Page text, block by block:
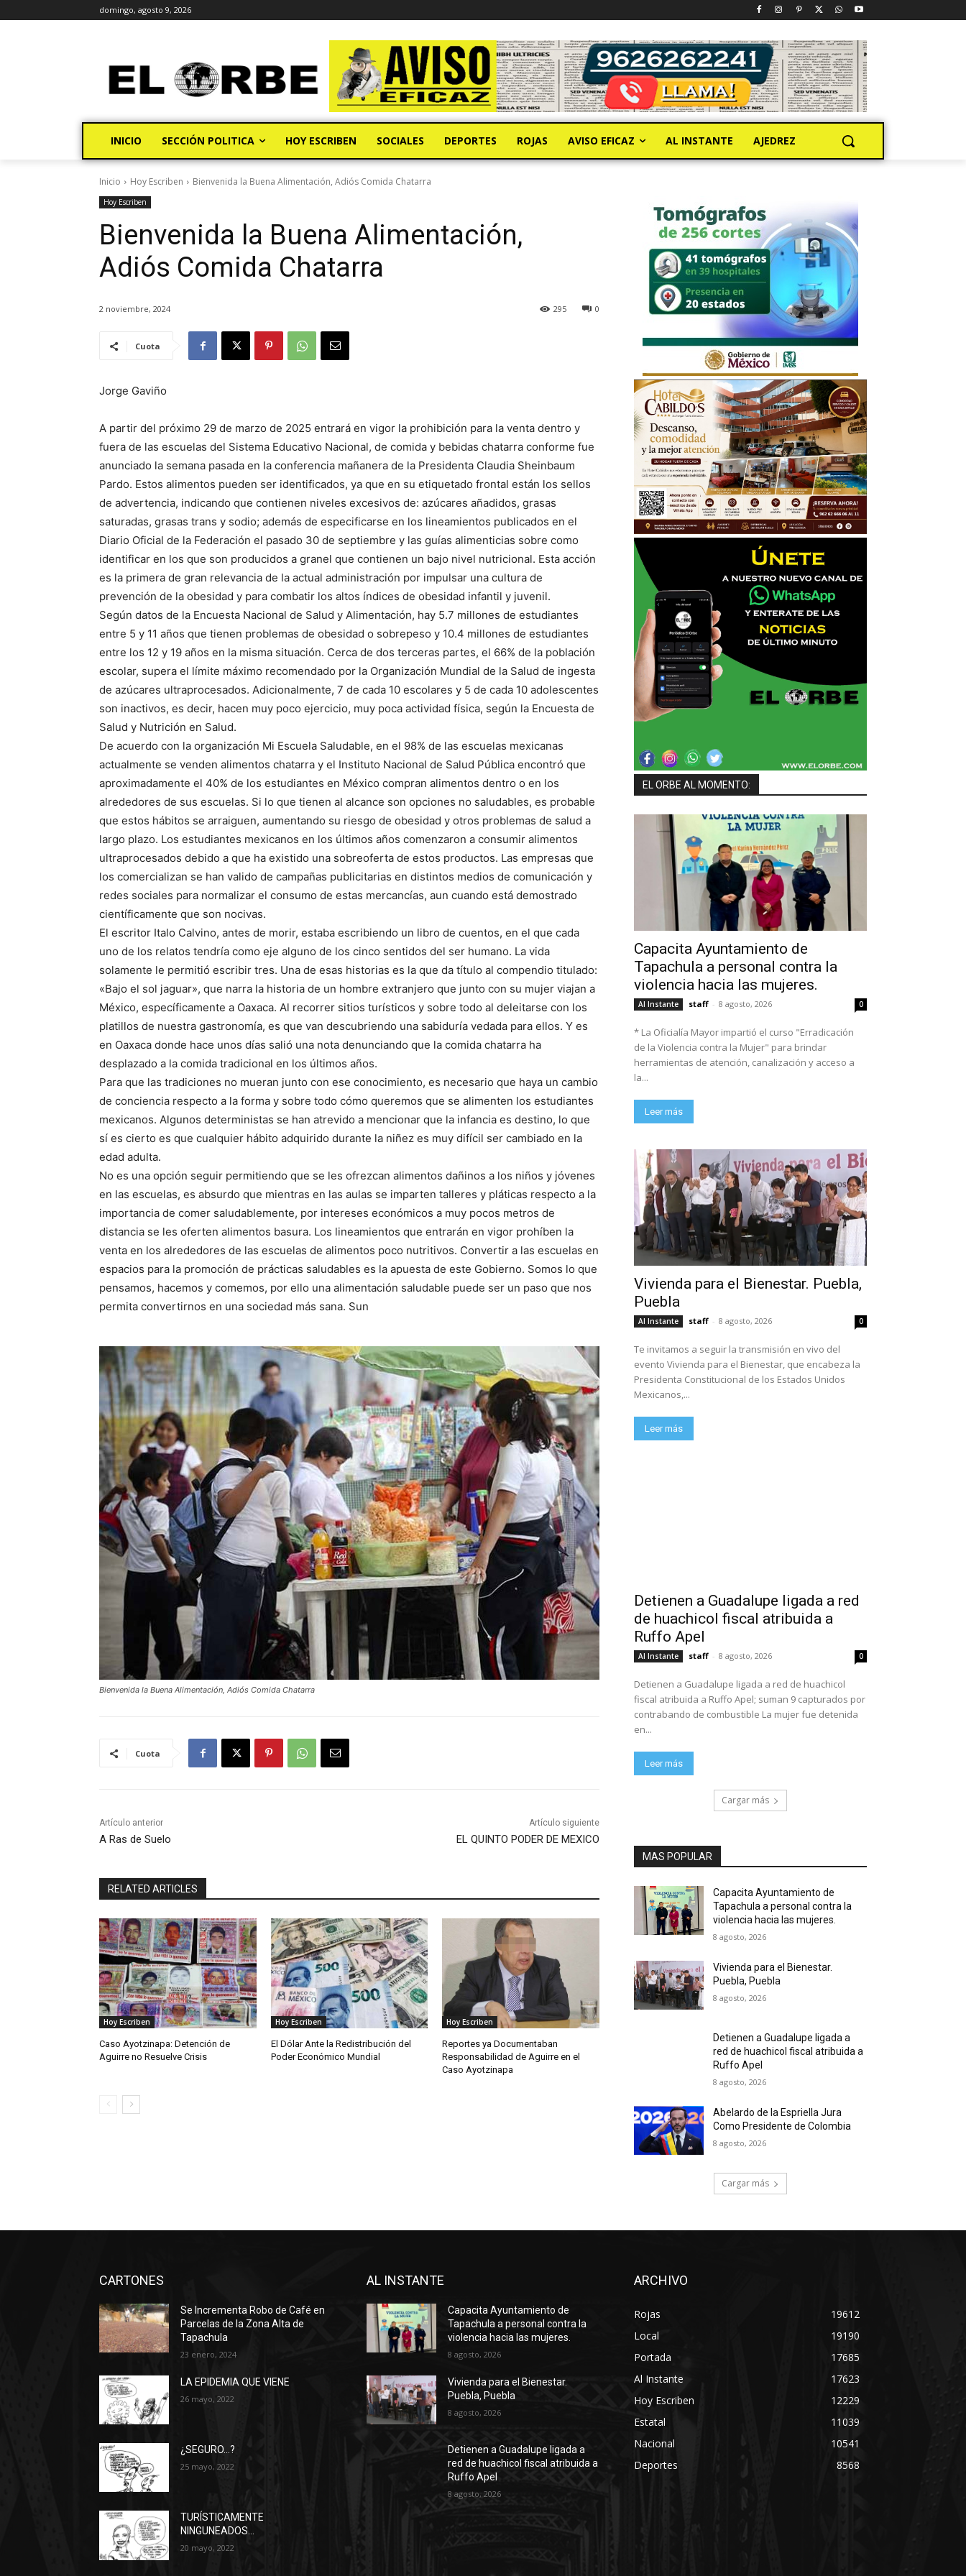
domingo, agosto 9, 2026
INICIO SECCIÓN POLITICA HOY ESCRIBEN SOCIALES DEPORTES ROJAS AVISO EFICAZ AL INSTANTE AJEDREZ
Inicio Hoy Escriben Bienvenida la Buena Alimentación, Adiós Comida Chatarra
Hoy Escriben
Bienvenida la Buena Alimentación,
Adiós Comida Chatarra
2 noviembre, 2024 0
295
Cuota
Jorge Gaviño
A partir del próximo 29 de marzo de 2025 entrará en vigor la prohibición para la venta dentro y
fuera de las escuelas del Sistema Educativo Nacional, de comida y bebidas chatarra conforme fue
anunciado la semana pasada en la conferencia mañanera de la Presidenta Claudia Sheinbaum
Pardo. Estos alimentos pueden ser identificados, ya que en su etiquetado frontal están los sellos
de advertencia, indicando que contienen niveles excesivos de: azúcares añadidos, grasas
saturadas, grasas trans y sodio; además de especificarse en los lineamientos publicados en el
Diario Oficial de la Federación el pasado 30 de septiembre y las guías alimenticias sobre como
identificar en los que son producidos a granel que contienen un bajo nivel nutricional. Esta acción
es la primera de gran relevancia de la actual administración por impulsar una cultura de
prevención de la obesidad y para combatir los altos índices de obesidad infantil y juvenil.
Según datos de la Encuesta Nacional de Salud y Alimentación, hay 5.7 millones de estudiantes
entre 5 y 11 años que tienen problemas de obesidad o sobrepeso y 10.4 millones de estudiantes
entre los 12 y 19 años en la misma situación. Cerca de dos terceras partes, el 66% de la población
escolar, supera el límite máximo recomendado por la Organización Mundial de la Salud de ingesta
de azúcares ultraprocesados. Adicionalmente, 7 de cada 10 escolares y 5 de cada 10 adolescentes
son inactivos, es decir, hacen muy poco ejercicio, muy poca actividad física, según la Encuesta de
Salud y Nutrición en Salud.
De acuerdo con la organización Mi Escuela Saludable, en el 98% de las escuelas mexicanas
actualmente se venden alimentos chatarra y el Instituto Nacional de Salud Pública encontró que
aproximadamente el 40% de los estudiantes en México compran alimentos dentro o en los
alrededores de sus escuelas. Si lo que tienen al alcance son opciones no saludables, es probable
que estos hábitos se arraiguen, aumentando su riesgo de obesidad y otros problemas de salud a
largo plazo. Los estudiantes mexicanos en los últimos años comenzaron a consumir alimentos
ultraprocesados debido a que ha existido una sobreoferta de estos productos. Las empresas que
los comercializan se han valido de campañas publicitarias en distintos medios de comunicación y
redes sociales para normalizar el consumo de estas mercancías, aun cuando está demostrado
científicamente que son nocivas.
El escritor Italo Calvino, antes de morir, estaba escribiendo un libro de cuentos, en el que cada
uno de los relatos tendría como eje alguno de los cinco sentidos del ser humano. La vida
solamente le permitió escribir tres. Una de esas historias es la que da título al compendio titulado:
«Bajo el sol jaguar», que narra la historia de un hombre extranjero que junto con su mujer viajan a
México, específicamente a Oaxaca. Al recorrer sitios turísticos y sobre todo al deleitarse con los
platillos de nuestra gastronomía, es que van descubriendo una sabiduría vedada para ellos. Y es
en Oaxaca donde hace unos días salió una nota denunciando que la comida chatarra ha
desplazado a la comida tradicional en los últimos años.
Para que las tradiciones no mueran junto con ese conocimiento, es necesario que haya un cambio
de conciencia respecto a la forma y sobre todo cómo queremos que se alimenten los estudiantes
mexicanos. Algunos deterministas se han atrevido a mencionar que la infancia es destino, lo que
sí es cierto es que cualquier hábito adquirido durante la niñez es muy difícil ser cambiado en la
edad adulta.
No es una opción seguir permitiendo que se les ofrezcan alimentos dañinos a los niños y jóvenes
en las escuelas, es absurdo que mientras en las aulas se imparten talleres y pláticas respecto a la
importancia de comer saludablemente, por intereses económicos a muy pocos metros de
distancia se les oferten alimentos basura. Los lineamientos que entrarán en vigor prohíben la
venta en los alrededores de las escuelas de alimentos poco nutritivos. Convertir a las escuelas en
espacios para la promoción de prácticas saludables es la apuesta de este Gobierno. Somos lo que
pensamos, hacemos y comemos, por ello una alimentación saludable puede ser un paso que nos
permita convertirnos en una sociedad más sana. Sun
Bienvenida la Buena Alimentación, Adiós Comida Chatarra
Cuota
Artículo anterior
A Ras de Suelo
Artículo siguiente
EL QUINTO PODER DE MEXICO
RELATED ARTICLES
Hoy Escriben
Caso Ayotzinapa: Detención de
Aguirre no Resuelve Crisis
Hoy Escriben
El Dólar Ante la Redistribución del
Poder Económico Mundial
Hoy Escriben
Reportes ya Documentaban
Responsabilidad de Aguirre en el
Caso Ayotzinapa
EL ORBE AL MOMENTO:
Capacita Ayuntamiento de
Tapachula a personal contra la
violencia hacia las mujeres.
Al Instante staff - 8 agosto, 2026 0
* La Oficialía Mayor impartió el curso "Erradicación
de la Violencia contra la Mujer" para brindar
herramientas de atención, canalización y acceso a
la...
Leer más
Vivienda para el Bienestar. Puebla,
Puebla
Al Instante staff - 8 agosto, 2026 0
Te invitamos a seguir la transmisión en vivo del
evento Vivienda para el Bienestar, que encabeza la
Presidenta Constitucional de los Estados Unidos
Mexicanos,...
Leer más
Detienen a Guadalupe ligada a red
de huachicol fiscal atribuida a
Ruffo Apel
Al Instante staff - 8 agosto, 2026 0
Detienen a Guadalupe ligada a red de huachicol
fiscal atribuida a Ruffo Apel; suman 9 capturados por
contrabando de combustible La mujer fue detenida
en...
Leer más
Cargar más
MAS POPULAR
Capacita Ayuntamiento de
Tapachula a personal contra la
violencia hacia las mujeres.
8 agosto, 2026
Vivienda para el Bienestar.
Puebla, Puebla
8 agosto, 2026
Detienen a Guadalupe ligada a
red de huachicol fiscal atribuida a
Ruffo Apel
8 agosto, 2026
Abelardo de la Espriella Jura
Como Presidente de Colombia
8 agosto, 2026
Cargar más
CARTONES
Se Incrementa Robo de Café en
Parcelas de la Zona Alta de
Tapachula
23 enero, 2024
LA EPIDEMIA QUE VIENE
26 mayo, 2022
¿SEGURO…?
25 mayo, 2022
TURÍSTICAMENTE
NINGUNEADOS…
20 mayo, 2022
AL INSTANTE
Capacita Ayuntamiento de
Tapachula a personal contra la
violencia hacia las mujeres.
8 agosto, 2026
Vivienda para el Bienestar.
Puebla, Puebla
8 agosto, 2026
Detienen a Guadalupe ligada a
red de huachicol fiscal atribuida a
Ruffo Apel
8 agosto, 2026
ARCHIVO
Rojas
19612
Local
19190
Portada
17685
Al Instante
17623
Hoy Escriben
12229
Estatal
11039
Nacional
10541
Deportes
8568